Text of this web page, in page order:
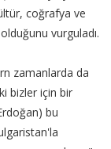
coğrafya ve
vurguladı.
zamanlarda da
bizler için bir
bu